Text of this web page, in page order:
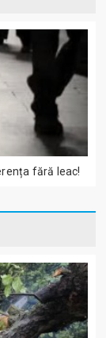
fără leac!